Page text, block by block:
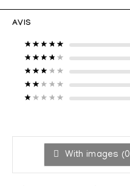
AVIS
Note5sur 5
Note4sur 5
Note3sur 5
Note2
sur 5
Note1 sur 5
With images (0